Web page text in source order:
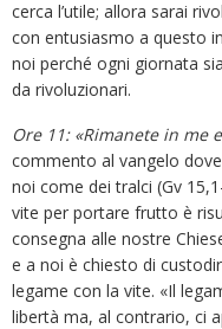
cerca l’utile; allora sarai
con entusiasmo a questo
noi perché ogni giornata
da rivoluzionari.
Ore 11: «Rimanete in me
commento al vangelo
noi come dei tralci (Gv
vite per portare frutto è
consegna alle nostre
e a noi è chiesto di
legame con la vite. «Il
libertà ma, al contrario, ci